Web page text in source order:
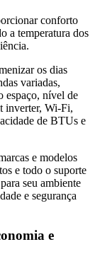
conforto
a temperatura dos
os dias
variadas,
espaço, nível de
inverter, Wi-Fi,
de BTUs e
e modelos
e todo o suporte
seu ambiente
e segurança
e